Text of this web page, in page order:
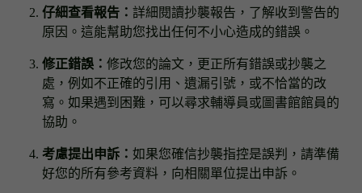
仔細查看報告： 詳細閱讀抄襲報告，了解收到警告的
原因。這能幫助您找出任何不小心造成的錯誤。
修正錯誤： 修改您的論文，更正所有錯誤或抄襲之
處，例如不正確的引用、遺漏引號，或不恰當的改
寫。如果遇到困難，可以尋求輔導員或圖書館館員的
協助。
考慮提出申訴： 如果您確信抄襲指控是誤判，請準備
好您的所有參考資料，向相關單位提出申訴。